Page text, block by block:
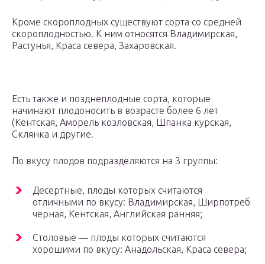
Кроме скороплодных существуют сорта со средней
скороплодностью. К ним относятся Владимирская,
Растунья, Краса севера, Захаровская.
Есть также и позднеплодные сорта, которые
начинают плодоносить в возрасте более 6 лет
(Кентская, Аморель козловская, Шпанка курская,
Склянка и другие.
По вкусу плодов подразделяются на 3 группы:
Десертные, плоды которых считаются
отличными по вкусу: Владимирская, Ширпотреб
черная, Кентская, Английская ранняя;
Столовые — плоды которых считаются
хорошими по вкусу: Анадольская, Краса севера;